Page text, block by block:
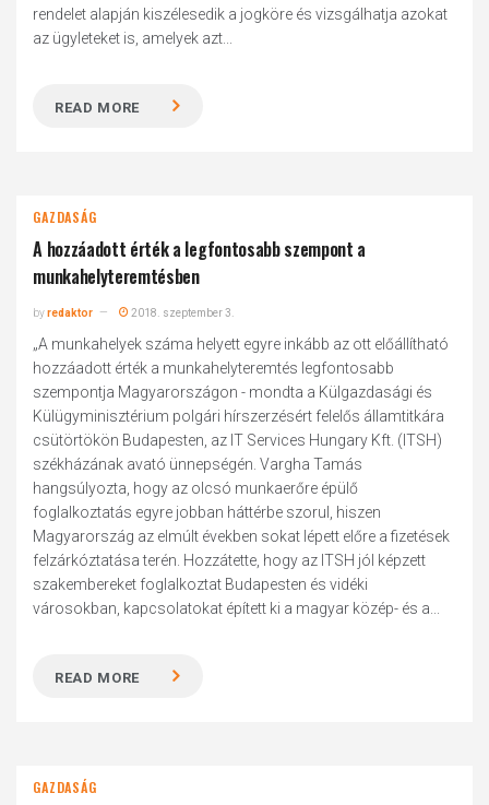
rendelet alapján kiszélesedik a jogköre és vizsgálhatja azokat
az ügyleteket is, amelyek azt...
READ MORE
GAZDASÁG
A hozzáadott érték a legfontosabb szempont a
munkahelyteremtésben
byredaktor 2018. szeptember 3.
„A munkahelyek száma helyett egyre inkább az ott előállítható
hozzáadott érték a munkahelyteremtés legfontosabb
szempontja Magyarországon - mondta a Külgazdasági és
Külügyminisztérium polgári hírszerzésért felelős államtitkára
csütörtökön Budapesten, az IT Services Hungary Kft. (ITSH)
székházának avató ünnepségén. Vargha Tamás
hangsúlyozta, hogy az olcsó munkaerőre épülő
foglalkoztatás egyre jobban háttérbe szorul, hiszen
Magyarország az elmúlt években sokat lépett előre a fizetések
felzárkóztatása terén. Hozzátette, hogy az ITSH jól képzett
szakembereket foglalkoztat Budapesten és vidéki
városokban, kapcsolatokat épített ki a magyar közép- és a...
READ MORE
GAZDASÁG